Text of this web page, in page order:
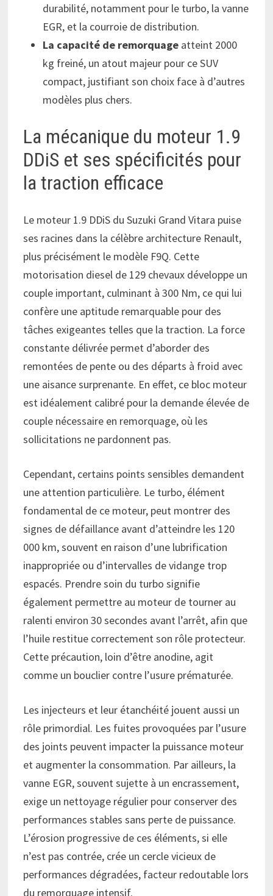
durabilité, notamment pour le turbo, la vanne
EGR, et la courroie de distribution.
La capacité de remorquage atteint 2000
kg freiné, un atout majeur pour ce SUV
compact, justifiant son choix face à d’autres
modèles plus chers.
La mécanique du moteur 1.9
DDiS et ses spécificités pour
la traction efficace
Le moteur 1.9 DDiS du Suzuki Grand Vitara puise
ses racines dans la célèbre architecture Renault,
plus précisément le modèle F9Q. Cette
motorisation diesel de 129 chevaux développe un
couple important, culminant à 300 Nm, ce qui lui
confère une aptitude remarquable pour des
tâches exigeantes telles que la traction. La force
constante délivrée permet d’aborder des
remontées de pente ou des départs à froid avec
une aisance surprenante. En effet, ce bloc moteur
est idéalement calibré pour la demande élevée de
couple nécessaire en remorquage, où les
sollicitations ne pardonnent pas.
Cependant, certains points sensibles demandent
une attention particulière. Le turbo, élément
fondamental de ce moteur, peut montrer des
signes de défaillance avant d’atteindre les 120
000 km, souvent en raison d’une lubrification
inappropriée ou d’intervalles de vidange trop
espacés. Prendre soin du turbo signifie
également permettre au moteur de tourner au
ralenti environ 30 secondes avant l’arrêt, afin que
l’huile restitue correctement son rôle protecteur.
Cette précaution, loin d’être anodine, agit
comme un bouclier contre l’usure prématurée.
Les injecteurs et leur étanchéité jouent aussi un
rôle primordial. Les fuites provoquées par l’usure
des joints peuvent impacter la puissance moteur
et augmenter la consommation. Par ailleurs, la
vanne EGR, souvent sujette à un encrassement,
exige un nettoyage régulier pour conserver des
performances stables sans perte de puissance.
L’érosion progressive de ces éléments, si elle
n’est pas contrée, crée un cercle vicieux de
performances dégradées, facteur redoutable lors
du remorquage intensif.